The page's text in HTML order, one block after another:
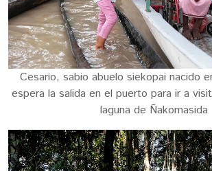
Cesario, sabio abuelo siekopai nacido
espera la salida en el puerto para ir a
laguna de Ñakomasida